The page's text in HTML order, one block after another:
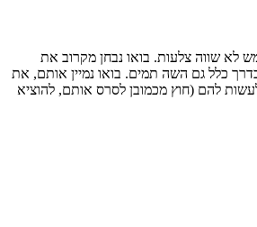
לא שווה צלעות. בואו נבחן מקרוב את
כלל גם השה תמים. בואו נמיין אותם, את
להם (חוץ מכמובן לסרס אותם, להוציא